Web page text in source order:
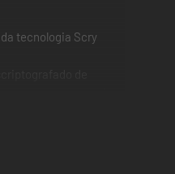
tecnologia Scry
a uma central
eles devem